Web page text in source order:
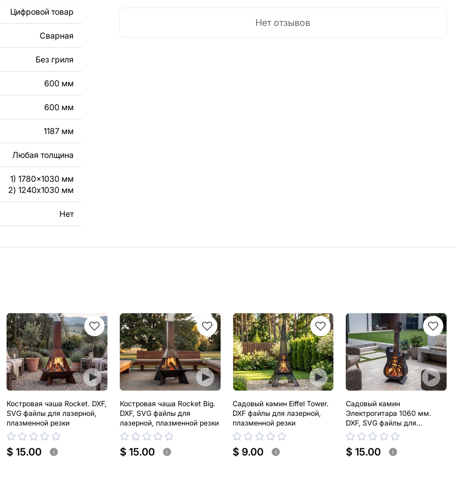
изображение,
дизайн изделия.
изделия из
с нами в
Цифровой товар
Сварная
Без гриля
600 мм
600 мм
1187 мм
Любая толщина
1) 1780x1030 мм
2) 1240x1030 мм
Нет
Нет отзывов
Костровая чаша Rocket. DXF,
SVG файлы для лазерной,
плазменной резки
$ 15.00 i
Костровая чаша Rocket Big.
DXF, SVG файлы для
лазерной, плазменной резки
$ 15.00 i
Садовый камин Eiffel Tower.
DXF файлы для лазерной,
плазменной резки
$ 9.00 i
Садовый камин
Электрогитара 1060 мм.
DXF, SVG файлы для
лазерной, плазменной резки
$ 15.00 i